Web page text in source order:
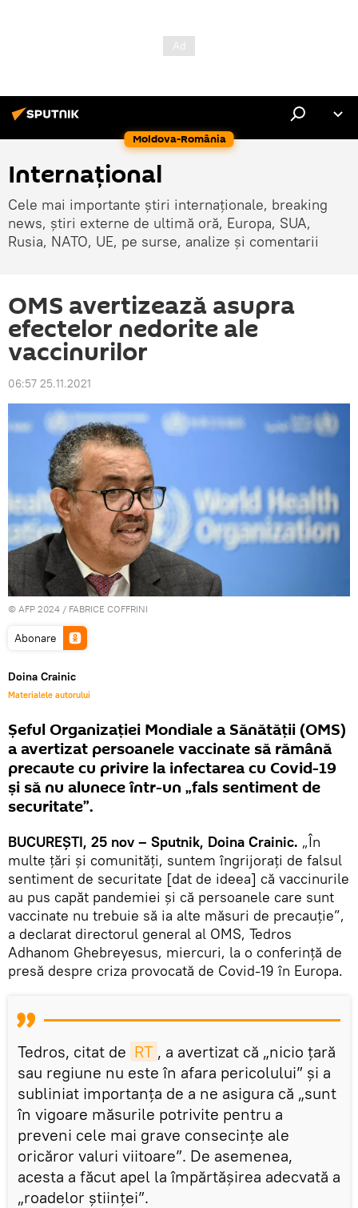
Moldova-România
Internaţional
Cele mai importante știri internaționale, breaking
news, știri externe de ultimă oră, Europa, SUA,
Rusia, NATO, UE, pe surse, analize și comentarii
OMS avertizează asupra
efectelor nedorite ale
vaccinurilor
06:57 25.11.2021
© AFP 2024 / FABRICE COFFRINI
Abonare
Doina Crainic
Materialele autorului
Șeful Organizației Mondiale a Sănătății (OMS)
a avertizat persoanele vaccinate să rămână
precaute cu privire la infectarea cu Covid-19
și să nu alunece într-un „fals sentiment de
securitate”.
BUCUREŞTI, 25 nov – Sputnik, Doina Crainic. „În
multe țări și comunități, suntem îngrijorați de falsul
sentiment de securitate [dat de ideea] că vaccinurile
au pus capăt pandemiei și că persoanele care sunt
vaccinate nu trebuie să ia alte măsuri de precauție”,
a declarat directorul general al OMS, Tedros
Adhanom Ghebreyesus, miercuri, la o conferință de
presă despre criza provocată de Covid-19 în Europa.
Tedros, citat de RT , a avertizat că „nicio țară
sau regiune nu este în afara pericolului” și a
subliniat importanța de a ne asigura că „sunt
în vigoare măsurile potrivite pentru a
preveni cele mai grave consecințe ale
oricăror valuri viitoare”. De asemenea,
acesta a făcut apel la împărtăşirea adecvată a
„roadelor științei”.